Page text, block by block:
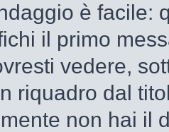
è facile:
il primo
vedere,
riquadro dal
non hai il